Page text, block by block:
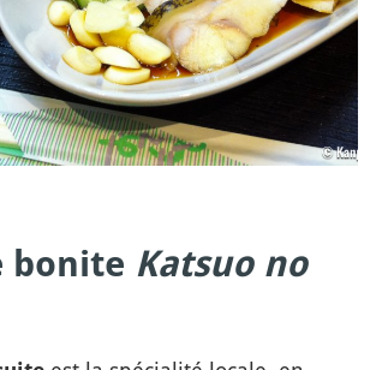
bonite Katsuo no